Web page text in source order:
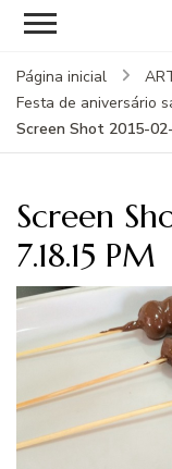
Página inicial
Festa de aniversário
Screen Shot 2015-
Screen
7.18.15 PM